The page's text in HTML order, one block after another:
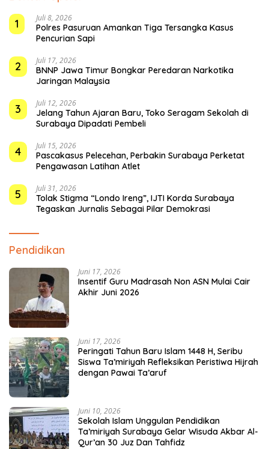
1
Juli 8, 2026
Polres Pasuruan Amankan Tiga Tersangka Kasus
Pencurian Sapi
2 Juli 17, 2026
BNNP Jawa Timur Bongkar Peredaran Narkotika
Jaringan Malaysia
3 Juli 12, 2026
Jelang Tahun Ajaran Baru, Toko Seragam Sekolah di
Surabaya Dipadati Pembeli
4 Juli 15, 2026
Pascakasus Pelecehan, Perbakin Surabaya Perketat
Pengawasan Latihan Atlet
5 Juli 31, 2026
Tolak Stigma “Londo Ireng”, IJTI Korda Surabaya
Tegaskan Jurnalis Sebagai Pilar Demokrasi
Pendidikan
Juni 17, 2026
Insentif Guru Madrasah Non ASN Mulai Cair
Akhir Juni 2026
Juni 17, 2026
Peringati Tahun Baru Islam 1448 H, Seribu
Siswa Ta’miriyah Refleksikan Peristiwa Hijrah
dengan Pawai Ta’aruf
Juni 10, 2026
Sekolah Islam Unggulan Pendidikan
Ta’miriyah Surabaya Gelar Wisuda Akbar Al-
Qur’an 30 Juz Dan Tahfidz